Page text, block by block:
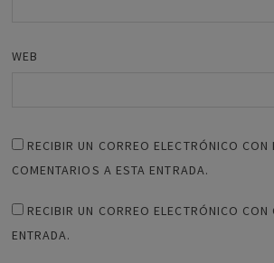
WEB
RECIBIR UN CORREO ELECTRÓNICO CON
COMENTARIOS A ESTA ENTRADA.
RECIBIR UN CORREO ELECTRÓNICO CON
ENTRADA.